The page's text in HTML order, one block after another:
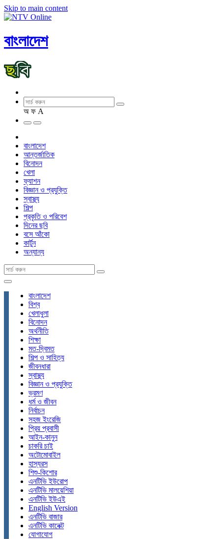
Skip to main content
বাংলাদেশ
অ ফ A
বাংলাদেশ
আন্তর্জাতিক
বিনোদন
খেলা
ফ্যাশন
বিজ্ঞান ও প্রযুক্তি
স্বাস্থ্য
শিল্প
প্রকৃতি ও পরিবেশ
দিনের ছবি
বসে আঁকো
কার্টুন
অন্যান্য
বাংলাদেশ
বিশ্ব
খেলাধুলা
বিনোদন
অর্থনীতি
শিক্ষা
মত-দ্বিমত
শিল্প ও সাহিত্য
জীবনধারা
স্বাস্থ্য
বিজ্ঞান ও প্রযুক্তি
ভ্রমণ
ধর্ম ও জীবন
নির্বাচন
সহজ ইংরেজি
প্রিয় প্রবাসী
আইন-কানুন
চাকরি চাই
অটোমোবাইল
হাস্যরস
শিশু-কিশোর
এনটিভি ইউরোপ
এনটিভি মালয়েশিয়া
এনটিভি ইউএই
English Version
এনটিভি বাজার
এনটিভি কানেক্ট
যোগাযোগ